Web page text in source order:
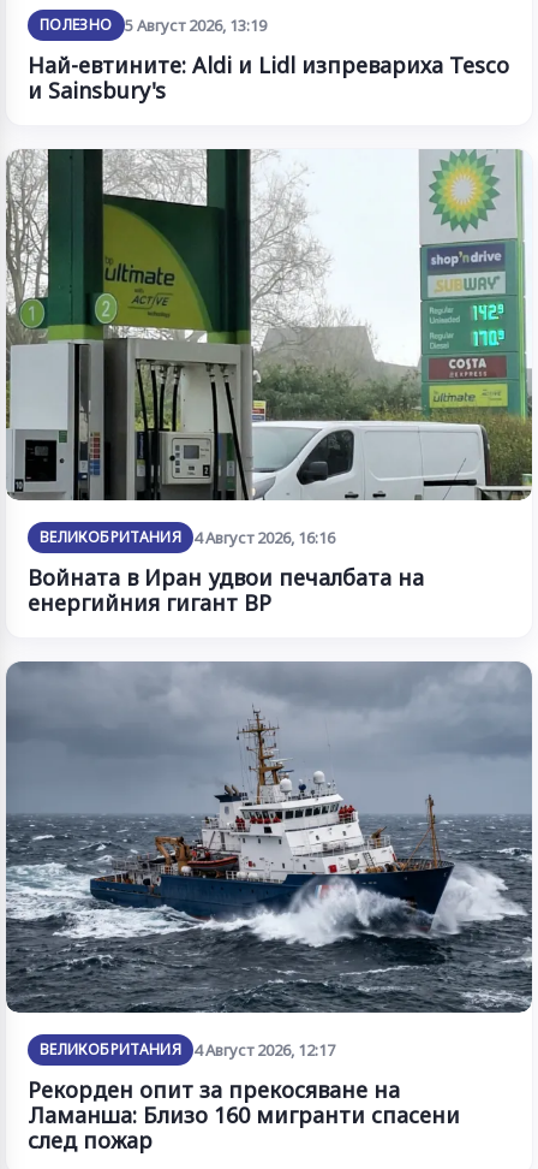
ПОЛЕЗНО 5 Август 2026, 13:19
Най-евтините: Aldi и Lidl изпревариха Tesco
и Sainsbury's
ВЕЛИКОБРИТАНИЯ 4 Август 2026, 16:16
Войната в Иран удвои печалбата на
енергийния гигант BP
ВЕЛИКОБРИТАНИЯ 4 Август 2026, 12:17
Рекорден опит за прекосяване на
Ламанша: Близо 160 мигранти спасени
след пожар